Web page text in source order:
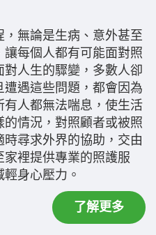
無論是生病、意外甚至
每個人都有可能面對照
人生的驟變，多數人卻
遇這些問題，都會因為
人都無法喘息，使生活
情況，對照顧者或被照
尋求外界的協助，交由
裡提供專業的照護服
身心壓力。
了解更多